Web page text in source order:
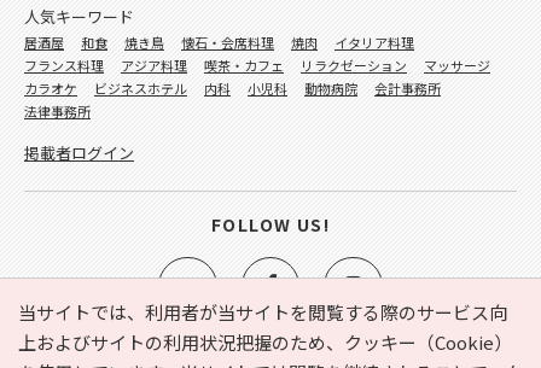
当サイトでは、利用者が当サイトを閲覧する際のサービス向
上およびサイトの利用状況把握のため、クッキー（Cookie）
人気キーワード
居酒屋 和食 焼き鳥 懐石・会席料理 焼肉
イタリア料理
フランス料理
アジア料理 喫茶・カフェ リラクゼーション
マッサージ
カラオケ
ビジネスホテル 内科 小児科 動物病院
会計事務所
法律事務所
掲載者ログイン
FOLLOW US!